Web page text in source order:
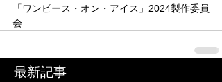
「ワンピース・オン・アイス」2024製作委員
会
最新記事